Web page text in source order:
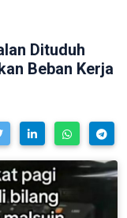
Dituduh
Beban Kerja